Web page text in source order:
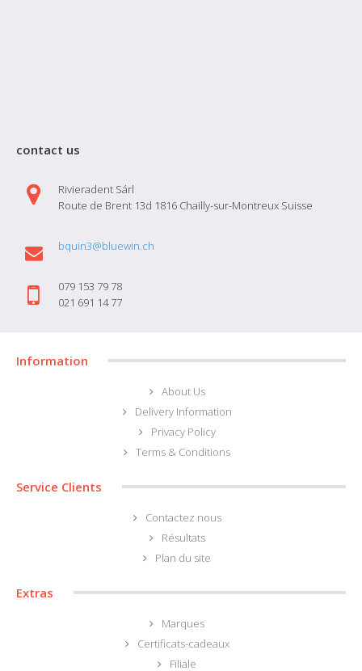
contact us
Rivieradent Sárl
Route de Brent 13d 1816 Chailly-sur-Montreux Suisse
bquin3@bluewin.ch
079 153 79 78
021 691 14 77
Information
About Us
Delivery Information
Privacy Policy
Terms & Conditions
Service Clients
Contactez nous
Résultats
Plan du site
Extras
Marques
Certificats-cadeaux
Filiale